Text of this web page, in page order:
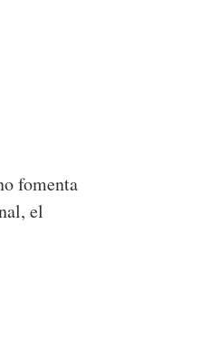
fomenta
el